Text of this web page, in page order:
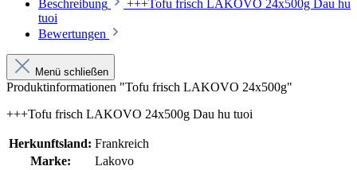
Beschreibung
+++Tofu frisch LAKOVO 24x500g Dau hu
tuoi
Bewertungen
Menü schließen
Produktinformationen "Tofu frisch LAKOVO 24x500g"
+++Tofu frisch LAKOVO 24x500g Dau hu tuoi
Herkunftsland: Frankreich
Marke:
Lakovo